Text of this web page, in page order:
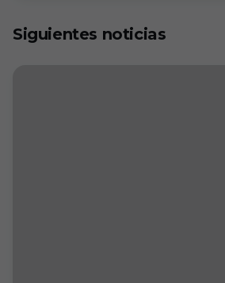
Siguientes noticias